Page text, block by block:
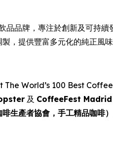
品牌，專注於創新及可持續
，提供豐富多元化的純正風
World’s 100 Best
及 CoffeeFest Madrid
生產者協會，手工精品咖啡）